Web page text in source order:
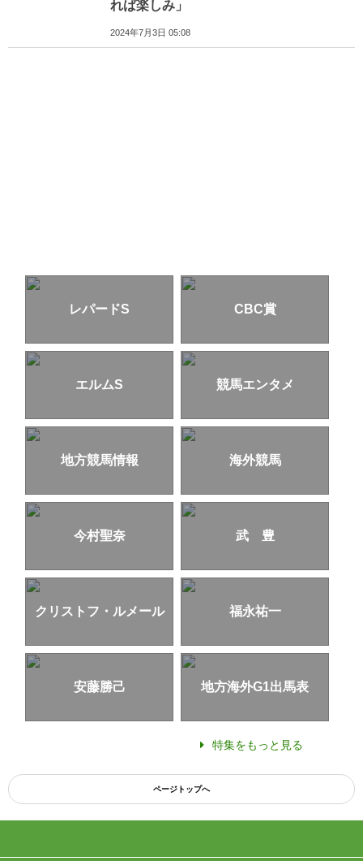
れば楽しみ」
2024年7月3日 05:08
レパードS CBC賞
エルムS 競馬エンタメ
地方競馬情報 海外競馬
今村聖奈 武 豊
クリストフ・ルメール 福永祐一
安藤勝己 地方海外G1出馬表
特集をもっと見る
ページトップへ